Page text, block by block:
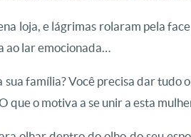
loja, e lágrimas rolaram pela
ao lar emocionada…
sua família? Você precisa dar tudo
que o motiva a se unir a esta